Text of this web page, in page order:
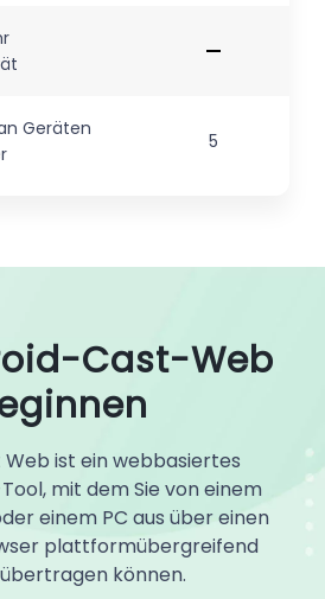
Geräten
5
Cast-Web
Web ist ein webbasiertes
mit dem Sie von einem
einem PC aus über einen
plattformübergreifend
können.